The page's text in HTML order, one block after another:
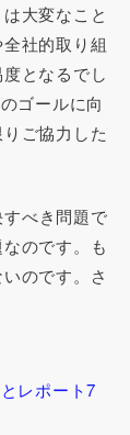
大変なこと
社的取り組
となるでし
ゴールに向
ご協力した
べき問題で
のです。も
のです。さ
レポート7